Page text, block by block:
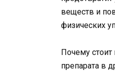
веществ и
физических
Почему стоит
препарата в